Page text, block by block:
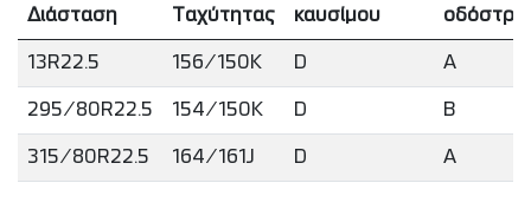
Διάσταση
Ταχύτητας
καυσίμου
13R22.5 156/150K D A
295/80R22.5 154/150K D B
315/80R22.5 164/161J D A